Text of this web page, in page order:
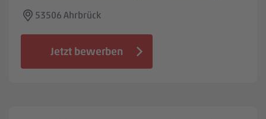
Jobbörse
53506 Ahrbrück
Jetzt bewerben